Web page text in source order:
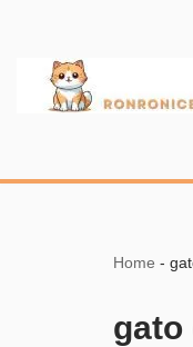
Pular
Home -
gato